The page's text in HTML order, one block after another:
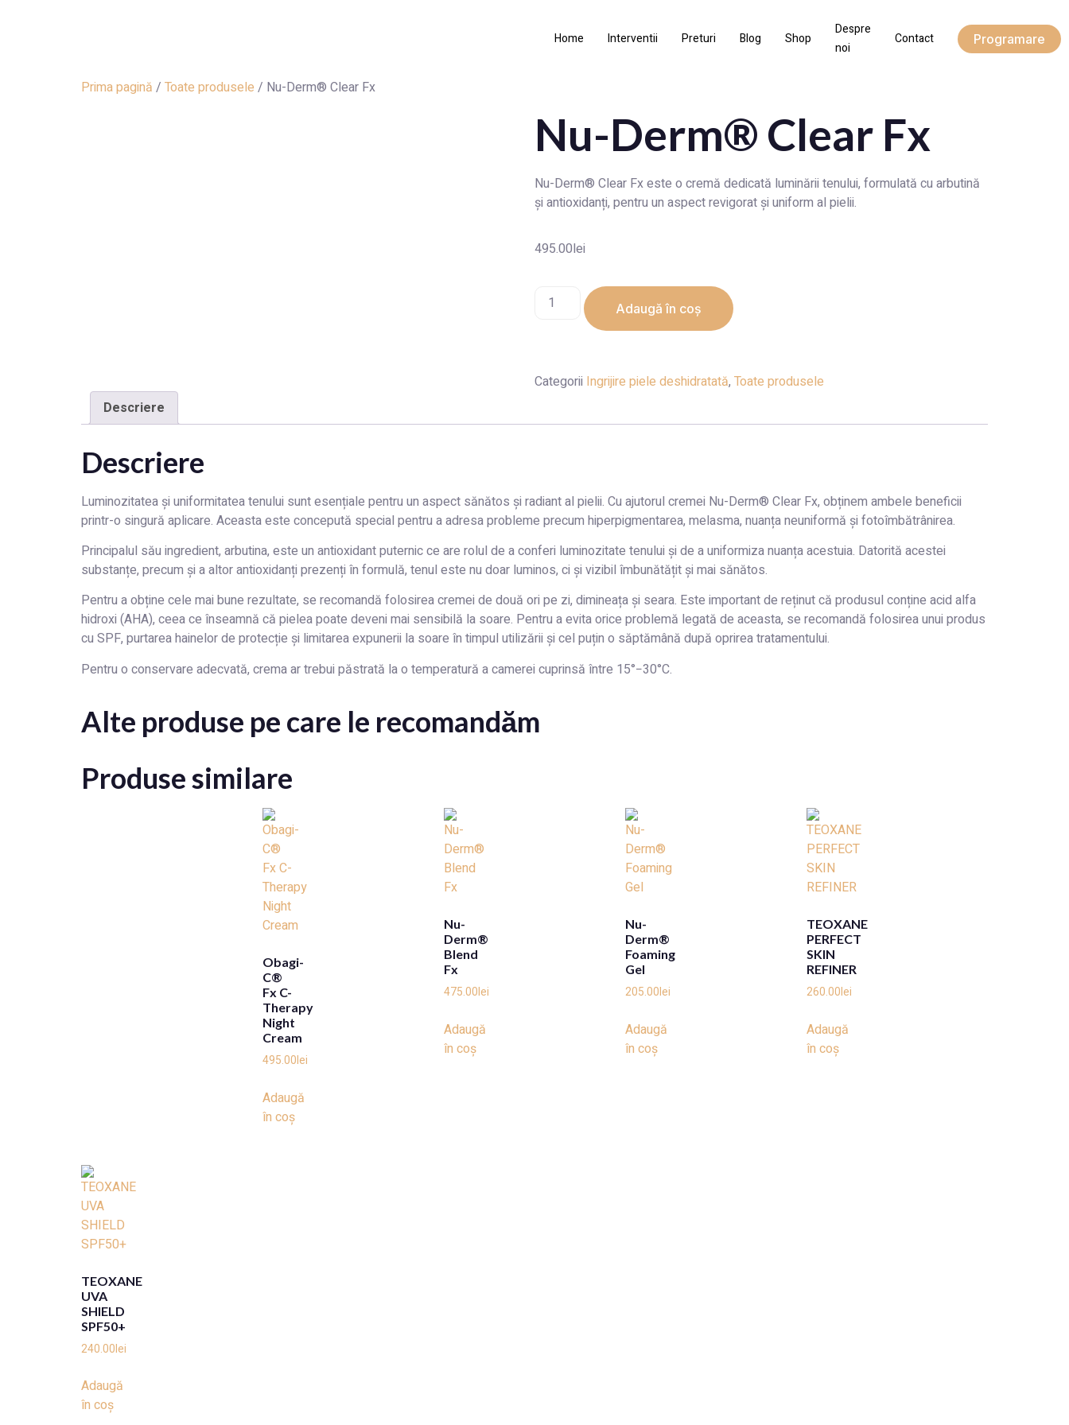
Home Interventii Preturi Blog Shop
Despre
noi
Contact Programare
Prima pagină / Toate produsele / Nu-Derm® Clear Fx
Nu-Derm® Clear Fx
Nu-Derm® Clear Fx este o cremă dedicată luminării tenului, formulată cu arbutină
și antioxidanți, pentru un aspect revigorat și uniform al pielii.
495.00lei
Adaugă în coș
Categorii Ingrijire piele deshidratată, Toate produsele
Descriere
Descriere
Luminozitatea și uniformitatea tenului sunt esențiale pentru un aspect sănătos și radiant al pielii. Cu ajutorul cremei Nu-Derm® Clear Fx, obținem ambele beneficii
printr-o singură aplicare. Aceasta este concepută special pentru a adresa probleme precum hiperpigmentarea, melasma, nuanța neuniformă și fotoîmbătrânirea.
Principalul său ingredient, arbutina, este un antioxidant puternic ce are rolul de a conferi luminozitate tenului și de a uniformiza nuanța acestuia. Datorită acestei
substanțe, precum și a altor antioxidanți prezenți în formulă, tenul este nu doar luminos, ci și vizibil îmbunătățit și mai sănătos.
Pentru a obține cele mai bune rezultate, se recomandă folosirea cremei de două ori pe zi, dimineața și seara. Este important de reținut că produsul conține acid alfa
hidroxi (AHA), ceea ce înseamnă că pielea poate deveni mai sensibilă la soare. Pentru a evita orice problemă legată de aceasta, se recomandă folosirea unui produs
cu SPF, purtarea hainelor de protecție și limitarea expunerii la soare în timpul utilizării și cel puțin o săptămână după oprirea tratamentului.
Pentru o conservare adecvată, crema ar trebui păstrată la o temperatură a camerei cuprinsă între 15°−30°C.
Alte produse pe care le recomandăm
Produse similare
Obagi-
C®
Fx C-
Therapy
Night
Cream
495.00lei
Adaugă
în coș
Nu-
Derm®
Blend
Fx
475.00lei
Adaugă
în coș
Nu-
Derm®
Foaming
Gel
205.00lei
Adaugă
în coș
TEOXANE
PERFECT
SKIN
REFINER
260.00lei
Adaugă
în coș
TEOXANE
UVA
SHIELD
SPF50+
240.00lei
Adaugă
în coș